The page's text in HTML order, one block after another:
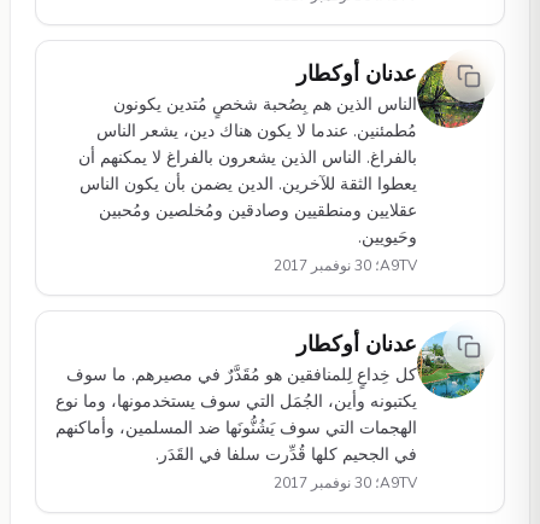
عدنان أوكطار
الناس الذين هم بِصُحبة شخصٍ مُتدين يكونون
مُطمئنين. عندما لا يكون هناك دين، يشعر الناس
بالفراغ. الناس الذين يشعرون بالفراغ لا يمكنهم أن
يعطوا الثقة للآخرين. الدين يضمن بأن يكون الناس
عقلايين ومنطقيين وصادقين ومُخلصين ومُحبين
وحَيويين.
A9TV؛ 30 نوفمبر 2017
عدنان أوكطار
كل خِداعٍ لِلمنافقين هو مُقَدَّرٌ في مصيرهم. ما سوف
يكتبونه وأين، الجُمَل التي سوف يستخدمونها، وما نوع
الهجمات التي سوف يَشُنُّونَها ضد المسلمين، وأماكنهم
في الجحيم كلها قُدِّرت سلفا في القَدَر.
A9TV؛ 30 نوفمبر 2017